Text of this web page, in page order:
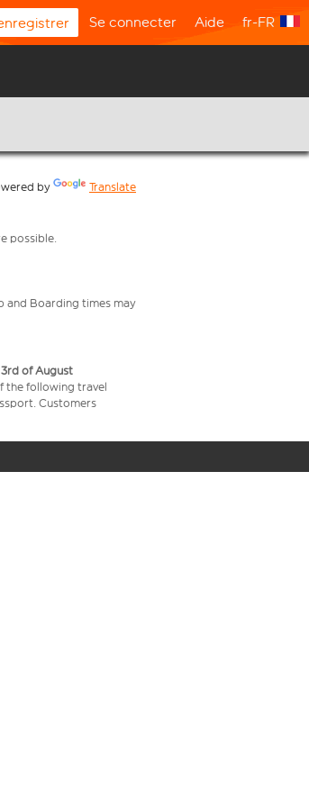
Se connecter Aide fr-FR
by Translate
possible.
and Boarding times may
of August
the following travel
Customers